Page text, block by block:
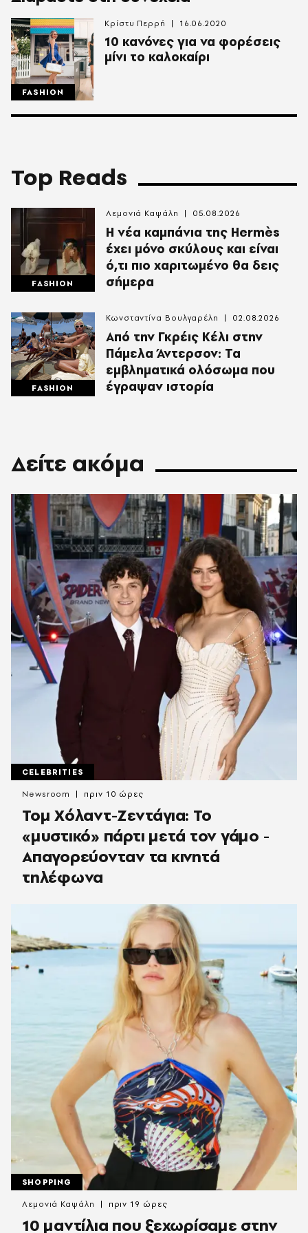
FASHION
10 κανόνες για να φορέσεις
μίνι το καλοκαίρι
Κρίστυ Περρή 16.06.2020
Top Reads
FASHION
Η νέα καμπάνια της Hermès
έχει μόνο σκύλους και είναι
ό,τι πιο χαριτωμένο θα δεις
σήμερα
Λεμονιά Καψάλη 05.08.2026
FASHION
Από την Γκρέις Κέλι στην
Πάμελα Άντερσον: Τα
εμβληματικά ολόσωμα που
έγραψαν ιστορία
Κωνσταντίνα Βουλγαρέλη 02.08.2026
Δείτε ακόμα
CELEBRITIES
Τομ Χόλαντ-Ζεντάγια: Το
«μυστικό» πάρτι μετά τον γάμο -
Απαγορεύονταν τα κινητά
τηλέφωνα
Newsroom πριν 10 ώρες
SHOPPING
10 μαντίλια που ξεχωρίσαμε στην
Λεμονιά Καψάλη πριν 19 ώρες